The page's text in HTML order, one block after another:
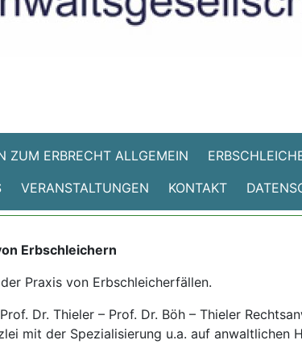
ZUM ERBRECHT ALLGEMEIN
VERANSTALTUNGEN KONTAKT
Erbschleichern
Praxis von Erbschleicherfällen.
Dr. Thieler – Prof. Dr. Böh – Thieler
mit der Spezialisierung u.a. auf anwaltlichen